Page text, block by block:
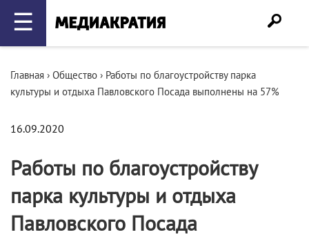
☰
Главная › Общество › Работы по благоустройству парка
культуры и отдыха Павловского Посада выполнены на 57%
16.09.2020
Работы по благоустройству
парка культуры и отдыха
Павловского Посада